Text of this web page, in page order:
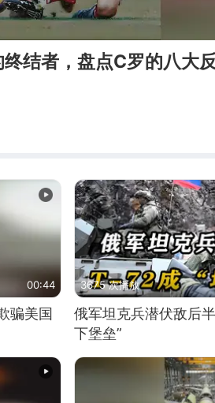
结者，盘点C罗的八大
00:44
骗美国
3675 次播放
俄军坦克兵潜伏敌后
下堡垒”